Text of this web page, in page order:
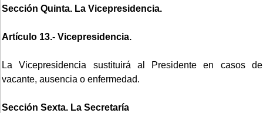
Sección Quinta. La Vicepresidencia.
Artículo 13.- Vicepresidencia.
La Vicepresidencia sustituirá al Presidente en casos de
vacante, ausencia o enfermedad.
Sección Sexta. La Secretaría